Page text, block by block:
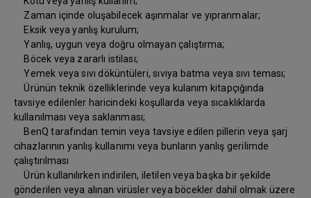
Zaman içinde oluşabilecek aşınmalar ve yıpranmalar;
Eksik veya yanlış kurulum;
Yanlış, uygun veya doğru olmayan çalıştırma;
Böcek veya zararlı istilası;
Yemek veya sıvı döküntüleri, sıvıya batma veya sıvı teması;
Ürünün teknik özelliklerinde veya kulanım kitapçığında
tavsiye edilenler haricindeki koşullarda veya sıcaklıklarda
kullanılması veya saklanması;
BenQ tarafından temin veya tavsiye edilen pillerin veya şarj
cihazlarının yanlış kullanımı veya bunların yanlış gerilimde
çalıştırılması
Ürün kullanılırken indirilen, iletilen veya başka bir şekilde
gönderilen veya alınan virüsler veya böcekler dahil olmak üzere